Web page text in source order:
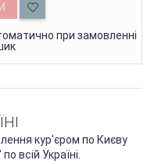
при замовленні
кур'єром по Києву
всій Україні.